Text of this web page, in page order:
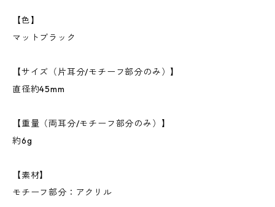
【色】
マットブラック
【サイズ（片耳分/モチーフ部分のみ）】
直径約45mm
【重量（両耳分/モチーフ部分のみ）】
約6g
【素材】
モチーフ部分：アクリル